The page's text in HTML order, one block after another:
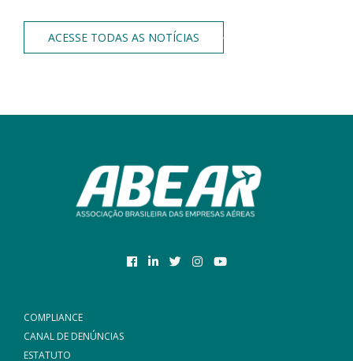
ACESSE TODAS AS NOTÍCIAS
COMPLIANCE
CANAL DE DENÚNCIAS
ESTATUTO